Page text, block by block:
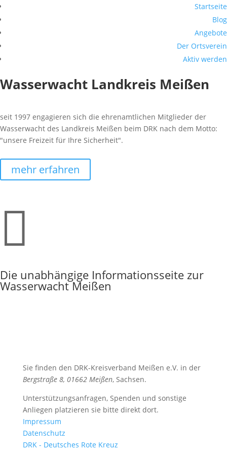
Startseite
Blog
Angebote
Der Ortsverein
Aktiv werden
Wasserwacht Landkreis Meißen
seit 1997 engagieren sich die ehrenamtlichen Mitglieder der
Wasserwacht des Landkreis Meißen beim DRK nach dem Motto:
"unsere Freizeit für Ihre Sicherheit".
mehr erfahren

Die unabhängige Informationsseite zur
Wasserwacht Meißen
Sie finden den DRK-Kreisverband Meißen e.V. in der
Bergstraße 8, 01662 Meißen, Sachsen.
Unterstützungsanfragen, Spenden und sonstige
Anliegen platzieren sie bitte direkt dort.
Impressum
Datenschutz
DRK - Deutsches Rote Kreuz